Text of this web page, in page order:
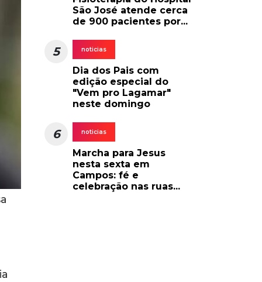
São José atende cerca
de 900 pacientes por...
5 noticias
Dia dos Pais com
edição especial do
"Vem pro Lagamar"
neste domingo
6 noticias
Marcha para Jesus
nesta sexta em
Campos: fé e
celebração nas ruas...